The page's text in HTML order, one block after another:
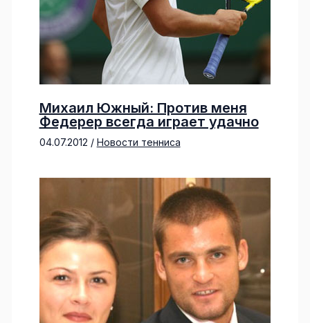
Михаил Южный: Против меня
Федерер всегда играет удачно
04.07.2012 / Новости тенниса